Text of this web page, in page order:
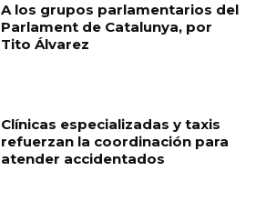
A los grupos parlamentarios del
Parlament de Catalunya, por
Tito Álvarez
Clínicas especializadas y taxis
refuerzan la coordinación para
atender accidentados